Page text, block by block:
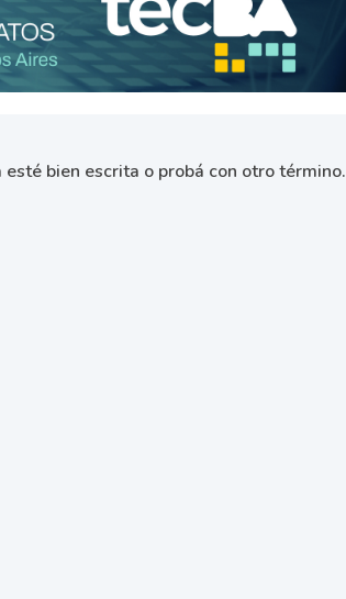
bien escrita o probá con otro término.